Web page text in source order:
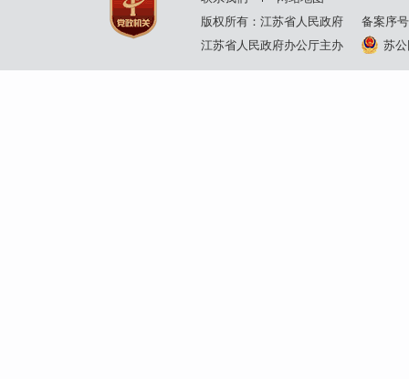
版权所有：江苏省人民政府
备案序
江苏省人民政府办公厅主办
苏